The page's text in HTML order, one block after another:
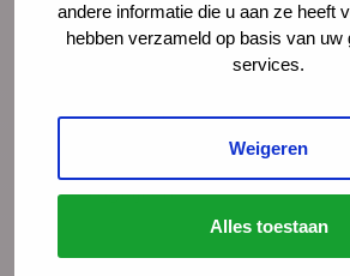
andere informatie die u aan ze heeft
hebben verzameld op basis van uw
services.
Weigeren
Alles toestaan
In het kader van de Week voor
Jeugdgezondheid organiseerde
preventie binnen het onderwijs
Heb je het webinar gemist? Je
terugkijken.
Lees meer